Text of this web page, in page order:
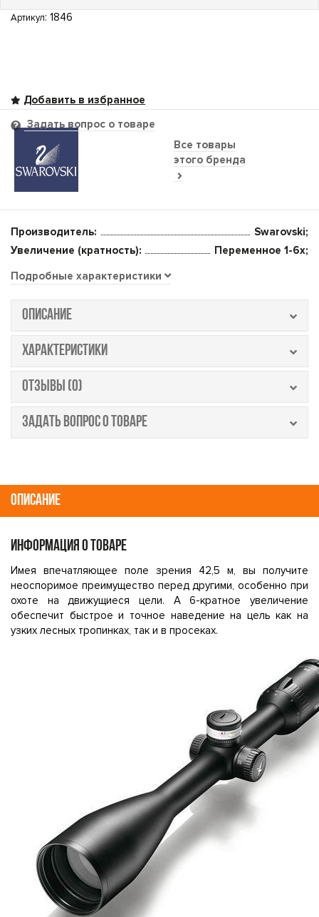
Артикул: 1846
Все товары
этого бренда
Задать вопрос о товаре
Производитель:
Swarovski;
Увеличение (кратность):
Переменное 1-6x;
Подробные характеристики
ОПИСАНИЕ
ХАРАКТЕРИСТИКИ
ОТЗЫВЫ (0)
ЗАДАТЬ ВОПРОС О ТОВАРЕ
ОПИСАНИЕ
ИНФОРМАЦИЯ О ТОВАРЕ
Имея впечатляющее поле зрения 42,5 м, вы получите
неоспоримое преимущество перед другими, особенно при
охоте на движущиеся цели. А 6-кратное увеличение
обеспечит быстрое и точное наведение на цель как на
узких лесных тропинках, так и в просеках.